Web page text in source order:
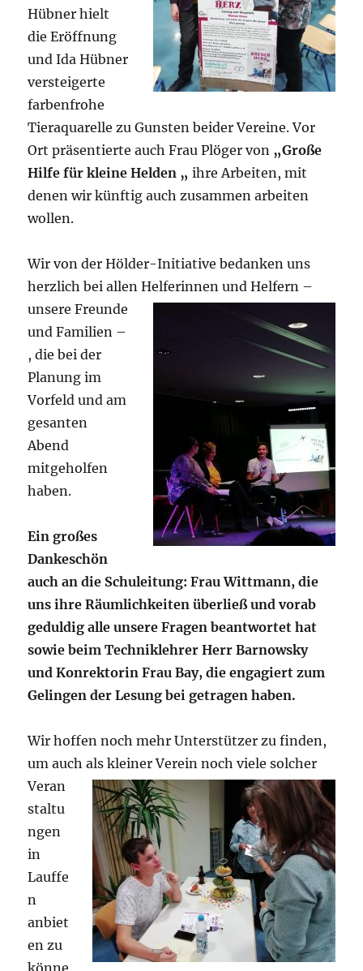
Hübner hielt
die Eröffnung
und Ida Hübner
versteigerte
farbenfrohe
Tieraquarelle zu Gunsten beider Vereine. Vor
Ort präsentierte auch Frau Plöger von „Große
Hilfe für kleine Helden „ ihre Arbeiten, mit
denen wir künftig auch zusammen arbeiten
wollen.
Wir von der Hölder-Initiative bedanken uns
herzlich bei allen Helferinnen und Helfern –
unsere Freunde
und Familien –
, die bei der
Planung im
Vorfeld und am
gesanten
Abend
mitgeholfen
haben.
Ein großes
Dankeschön
auch an die Schuleitung: Frau Wittmann, die
uns ihre Räumlichkeiten überließ und vorab
geduldig alle unsere Fragen beantwortet hat
sowie beim Techniklehrer Herr Barnowsky
und Konrektorin Frau Bay, die engagiert zum
Gelingen der Lesung bei getragen haben.
Wir hoffen noch mehr Unterstützer zu finden,
um auch als kleiner Verein noch viele solcher
Veran
staltu
ngen
in
Lauffe
n
anbiet
en zu
könne